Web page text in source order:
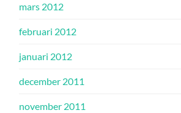
mars 2012
februari 2012
januari 2012
december 2011
november 2011